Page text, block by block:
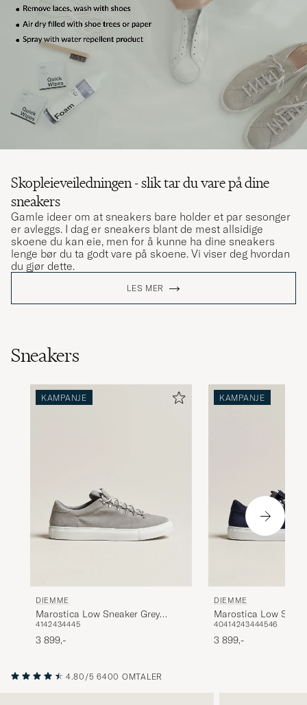
Skopleieveiledningen - slik tar du vare på dine
sneakers
Gamle ideer om at sneakers bare holder et par sesonger
er avleggs. I dag er sneakers blant de mest allsidige
skoene du kan eie, men for å kunne ha dine sneakers
lenge bør du ta godt vare på skoene. Vi viser deg hvordan
du gjør dette.
LES MER
Sneakers
KAMPANJE
DIEMME
Marostica Low Sneaker Grey
Suede
4142434445
3 899,-
KAMPANJE
DIEMME
Marostica Low
Suede
40414243444546
3 899,-
4.80/5 6400 OMTALER